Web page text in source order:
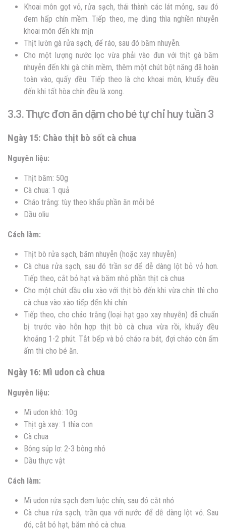
Khoai môn gọt vỏ, rửa sạch, thái thành các lát mỏng, sau đó
đem hấp chín mềm. Tiếp theo, mẹ dùng thìa nghiền nhuyễn
khoai môn đến khi mịn
Thịt lườn gà rửa sạch, để ráo, sau đó băm nhuyễn.
Cho một lượng nước lọc vừa phải vào đun với thịt gà băm
nhuyễn đến khi gà chín mềm, thêm một chút bột năng đã hoàn
toàn vào, quấy đều. Tiếp theo là cho khoai môn, khuấy đều
đến khi tất hòa chín đều là xong.
3.3. Thực đơn ăn dặm cho bé tự chỉ huy tuần 3
Ngày 15: Chào thịt bò sốt cà chua
Nguyên liệu:
Thịt băm: 50g
Cà chua: 1 quả
Cháo trắng: tùy theo khẩu phần ăn mỗi bé
Dầu oliu
Cách làm:
Thịt bò rửa sạch, băm nhuyễn (hoặc xay nhuyễn)
Cà chua rửa sạch, sau đó trần sơ để dễ dàng lột bỏ vỏ hơn.
Tiếp theo, cắt bỏ hạt và băm nhỏ phần thịt cà chua
Cho một chút dầu oliu xào với thịt bò đến khi vừa chín thì cho
cà chua vào xào tiếp đến khi chín
Tiếp theo, cho cháo trắng (loại hạt gạo xay nhuyễn) đã chuẩn
bị trước vào hỗn hợp thịt bò cà chua vừa rồi, khuấy đều
khoảng 1-2 phút. Tắt bếp và bỏ cháo ra bát, đợi cháo còn ấm
ấm thì cho bé ăn.
Ngày 16: Mì udon cà chua
Nguyên liệu:
Mì udon khô: 10g
Thịt gà xay: 1 thìa con
Cà chua
Bông súp lơ: 2-3 bông nhỏ
Dầu thực vật
Cách làm:
Mì udon rửa sạch đem luộc chín, sau đó cắt nhỏ
Cà chua rửa sạch, trần qua với nước để dễ dàng lột vỏ. Sau
đó, cắt bỏ hạt, băm nhỏ cà chua.